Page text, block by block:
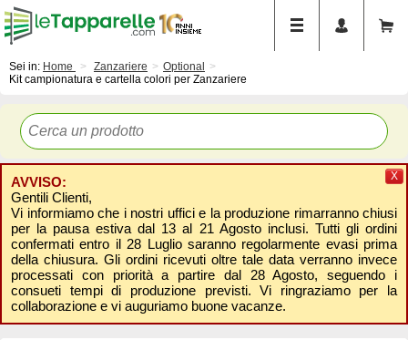
Sei in: Home Zanzariere
Optional
Kit campionatura e cartella colori per Zanzariere
AVVISO:
Gentili Clienti,
Vi informiamo che i nostri uffici e la produzione rimarranno chiusi
per la pausa estiva dal 13 al 21 Agosto inclusi. Tutti gli ordini
confermati entro il 28 Luglio saranno regolarmente evasi prima
della chiusura. Gli ordini ricevuti oltre tale data verranno invece
processati con priorità a partire dal 28 Agosto, seguendo i
consueti tempi di produzione previsti. Vi ringraziamo per la
collaborazione e vi auguriamo buone vacanze.
X